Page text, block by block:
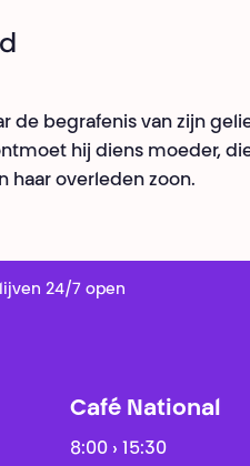
de begrafenis van zijn
hij diens moeder,
haar overleden zoon.
24/7 open
Café National
8:00 › 15:30